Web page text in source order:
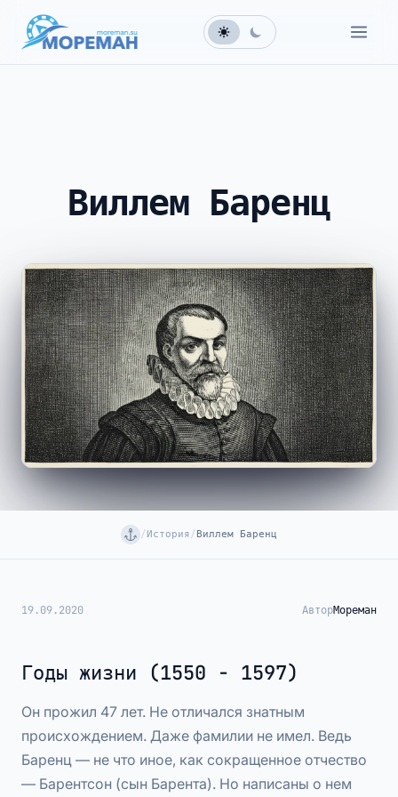
Виллем Баренц
/История/Виллем Баренц
19.09.2020 АвторМореман
Годы жизни (1550 - 1597)
Он прожил 47 лет. Не отличался знатным
происхождением. Даже фамилии не имел. Ведь
Баренц — не что иное, как сокращенное отчество
— Барентсон (сын Барента). Но написаны о нем